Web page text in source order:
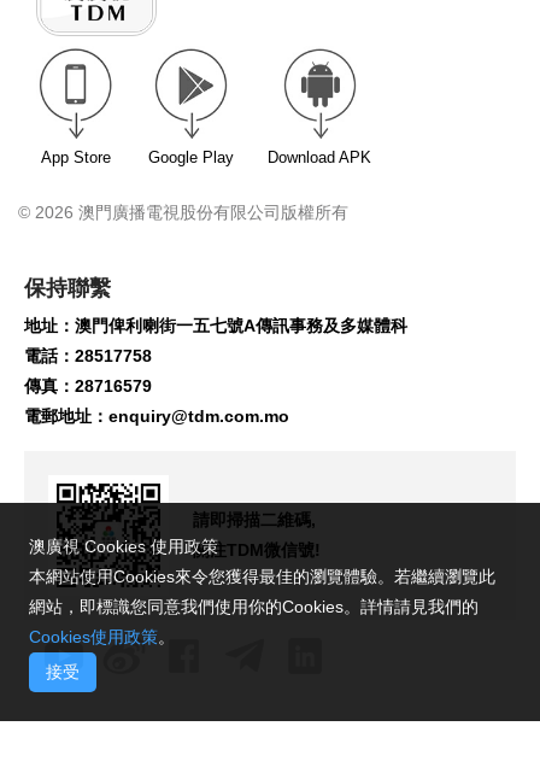
App Store Google Play Download APK
© 2026 澳門廣播電視股份有限公司版權所有
保持聯繫
地址：澳門俾利喇街一五七號A傳訊事務及多媒體科
電話：28517758
傳真：28716579
電郵地址： enquiry@tdm.com.mo
請即掃描二維碼,
關注TDM微信號!
澳廣視 Cookies 使用政策
本網站使用Cookies來令您獲得最佳的瀏覽體驗。若繼續瀏覽此
網站，即標識您同意我們使用你的Cookies。詳情請見我們的
Cookies使用政策。
接受